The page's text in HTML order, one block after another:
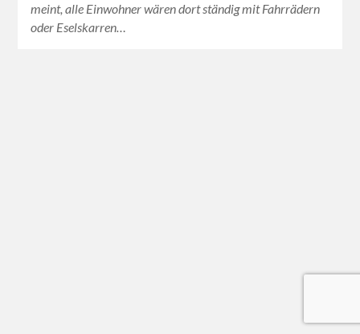
meint, alle Einwohner wären dort ständig mit Fahrrädern
oder Eselskarren…